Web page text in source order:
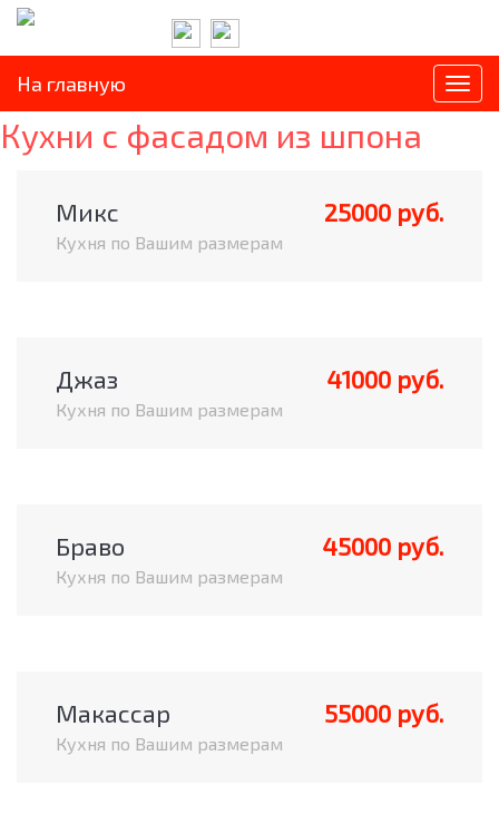
На главную
Кухни с фасадом из шпона
25000 руб.
Микс
Кухня по Вашим размерам
41000 руб.
Джаз
Кухня по Вашим размерам
45000 руб.
Браво
Кухня по Вашим размерам
55000 руб.
Макассар
Кухня по Вашим размерам